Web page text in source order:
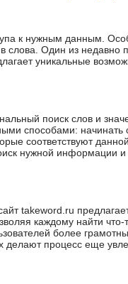
к нужным данным.
слова. Один из недавно
уникальные
поиск слов и
способами: начинать
соответствуют
нужной информации
takeword.ru
каждому найти что-
более
процесс еще